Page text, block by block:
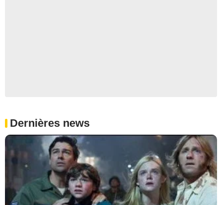
Dernières news